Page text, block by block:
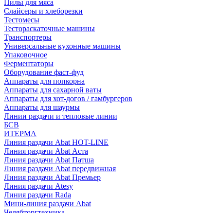
Пилы для мяса
Слайсеры и хлеборезки
Тестомесы
Тестораскаточные машины
Транспортеры
Универсальные кухонные машины
Упаковочное
Ферментаторы
Оборудование фаст-фуд
Аппараты для попкорна
Аппараты для сахарной ваты
Аппараты для хот-догов / гамбургеров
Аппараты для шаурмы
Линии раздачи и тепловые линии
БСВ
ИТЕРМА
Линия раздачи Abat HOT-LINE
Линия раздачи Abat Аста
Линия раздачи Abat Патша
Линия раздачи Abat передвижная
Линия раздачи Abat Премьер
Линия раздачи Atesy
Линия раздачи Rada
Мини-линия раздачи Abat